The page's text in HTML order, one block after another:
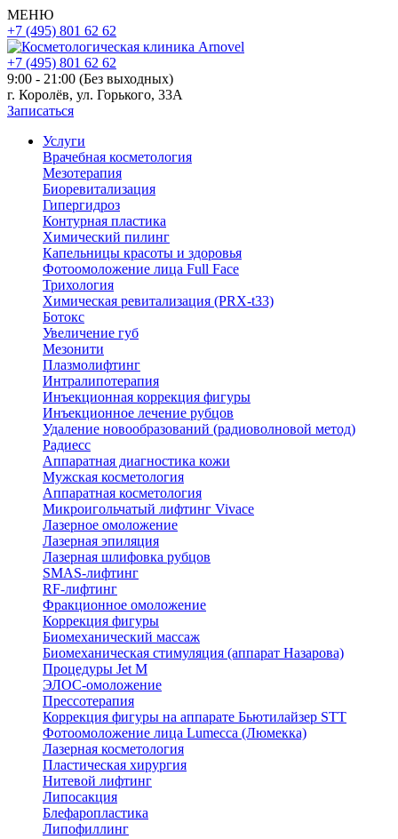
МЕНЮ
+7 (495) 801 62 62
+7 (495) 801 62 62
9:00 - 21:00 (Без выходных)
г. Королёв, ул. Горького, 33А
Записаться
Услуги
Врачебная косметология
Мезотерапия
Биоревитализация
Гипергидроз
Контурная пластика
Химический пилинг
Капельницы красоты и здоровья
Фотоомоложение лица Full Face
Трихология
Химическая ревитализация (PRX-t33)
Ботокс
Увеличение губ
Мезонити
Плазмолифтинг
Интралипотерапия
Инъекционная коррекция фигуры
Инъекционное лечение рубцов
Удаление новообразований (радиоволновой метод)
Радиесс
Аппаратная диагностика кожи
Мужская косметология
Аппаратная косметология
Микроигольчатый лифтинг Vivace
Лазерное омоложение
Лазерная эпиляция
Лазерная шлифовка рубцов
SMAS-лифтинг
RF-лифтинг
Фракционное омоложение
Коррекция фигуры
Биомеханический массаж
Биомеханическая стимуляция (аппарат Назарова)
Процедуры Jet M
ЭЛОС-омоложение
Прессотерапия
Коррекция фигуры на аппарате Бьютилайзер STT
Фотоомоложение лица Lumecca (Люмекка)
Лазерная косметология
Пластическая хирургия
Нитевой лифтинг
Липосакция
Блефаропластика
Липофиллинг